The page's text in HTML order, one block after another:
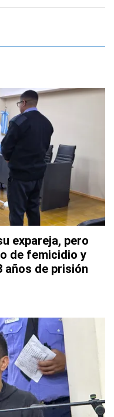
expareja, pero
de femicidio y
años de prisión